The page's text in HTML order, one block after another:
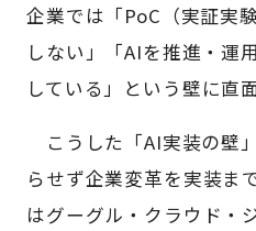
企業では「PoC（実証実
しない」「AIを推進・運
している」という壁に直
こうした「AI実装の壁
らせず企業変革を実装ま
はグーグル・クラウド・